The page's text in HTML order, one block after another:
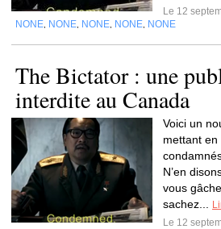
Le 12
NONE NONE NONE NONE NONE
The Bictator : une
interdite au Canada
Voici un
mettant
N’en
vous
sachez...
Le 12